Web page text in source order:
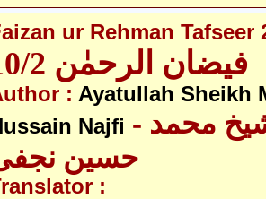
ur Rehman Tafseer
فیضان الرحمٰن 10/2
: Ayatullah Sheikh
Najfi - آیت اللہ شیخ محمد
حسین
: